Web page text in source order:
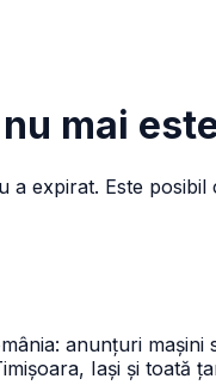
mai
a expirat. Este
anunțuri
Iași și toată